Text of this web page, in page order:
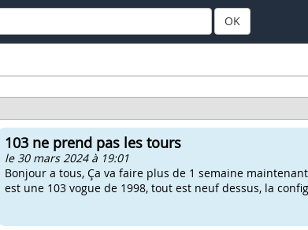
OK
103 ne prend pas les tours
le 30 mars 2024 à 19:01
Bonjour a tous, Ça va faire plus de 1 semaine
est une 103 vogue de 1998, tout est neuf dessus, la